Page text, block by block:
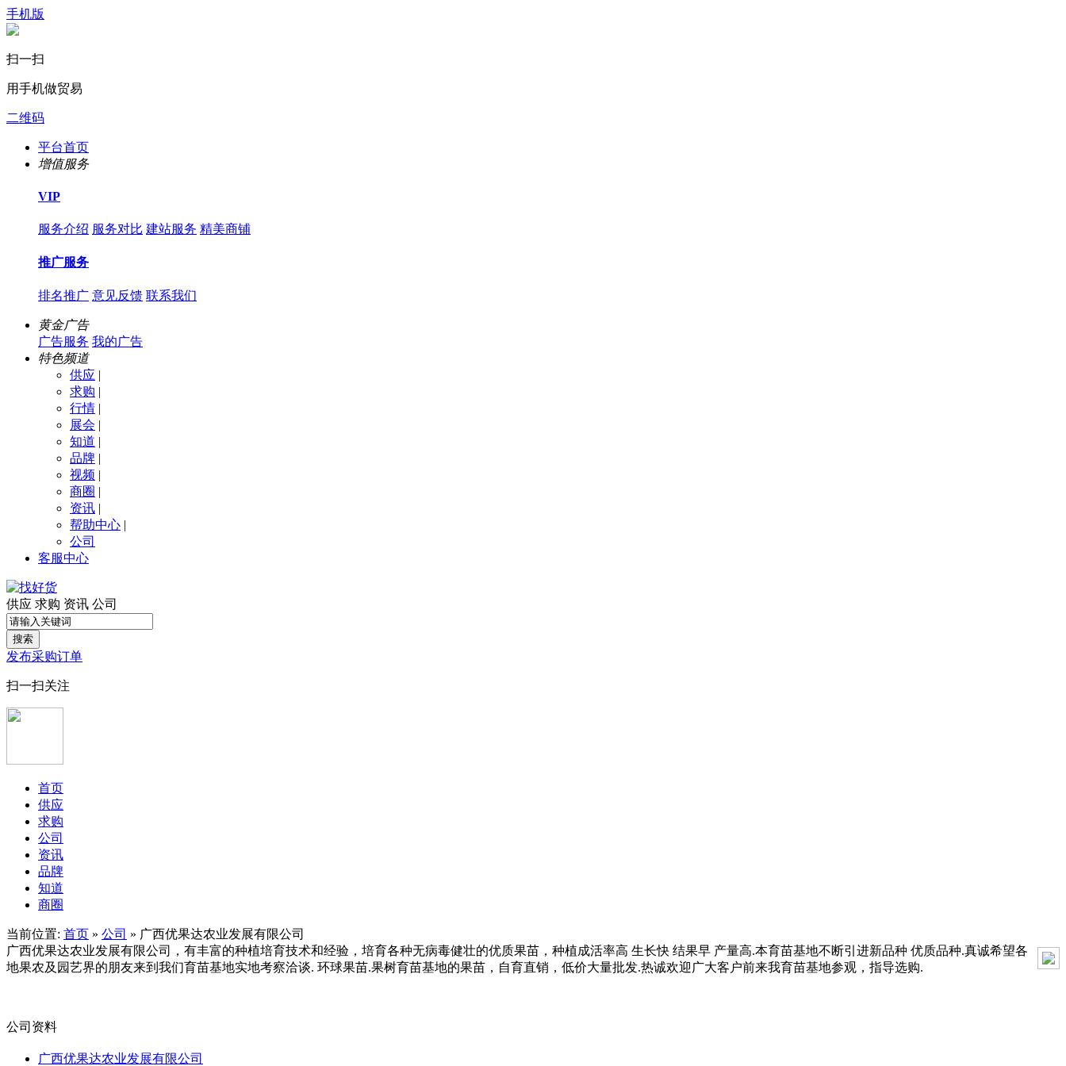
手机版
扫一扫
用手机做贸易
二维码
平台首页
增值服务
VIP
服务介绍 服务对比 建站服务 精美商铺
推广服务
排名推广 意见反馈 联系我们
黄金广告
广告服务 我的广告
特色频道
供应 |
求购 |
行情 |
展会 |
知道 |
品牌 |
视频 |
商圈 |
资讯 |
帮助中心 |
公司
客服中心
供应 求购 资讯 公司
搜索
发布采购订单
扫一扫关注
首页
供应
求购
公司
资讯
品牌
知道
商圈
当前位置: 首页 » 公司 » 广西优果达农业发展有限公司
广西优果达农业发展有限公司，有丰富的种植培育技术和经验，培育各种无病毒健壮的优质果苗，种植成活率高 生长快 结果早 产量高.本育苗基地不断引进新品种 优质品种.真诚希望各
地果农及园艺界的朋友来到我们育苗基地实地考察洽谈. 环球果苗.果树育苗基地的果苗，自育直销，低价大量批发.热诚欢迎广大客户前来我育苗基地参观，指导选购.
公司资料
广西优果达农业发展有限公司